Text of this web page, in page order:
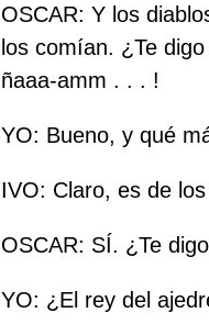
OSCAR: Y los
los comían. ¿Te
ñaaa-amm . . . !
YO: Bueno, y qué
IVO: Claro, es de
OSCAR: SÍ. ¿Te
YO: ¿El rey del